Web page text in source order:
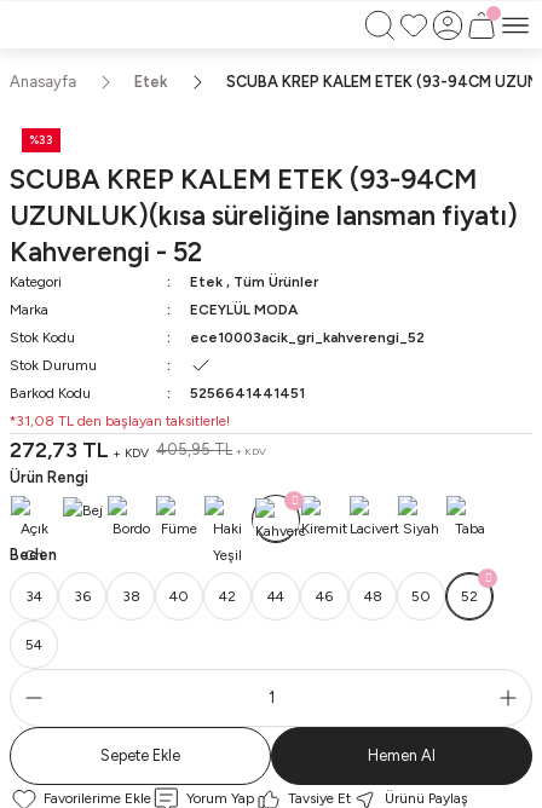
750TL ÜZERİ ALIŞVERİŞLERİNİZDE KARGO BEDAVA!!
Anasayfa Etek SCUBA KREP KALEM ETEK (93-94CM
%33
SCUBA KREP KALEM ETEK (93-94CM
UZUNLUK)(kısa süreliğine lansman fiyatı)
Kahverengi - 52
Kategori Etek , Tüm Ürünler
Marka
ECEYLÜL MODA
Stok Kodu
ece10003acik_gri_kahverengi_52
Stok Durumu
Barkod Kodu
5256641441451
*31,08 TL den başlayan taksitlerle!
272,73 TL + KDV 405,95 TL + KDV
Ürün Rengi
Beden
34 36 38 40 42 44 46 48 50 52
54
Sepete Ekle Hemen Al
Yorum Yap Tavsiye Et
Ürünü Paylaş